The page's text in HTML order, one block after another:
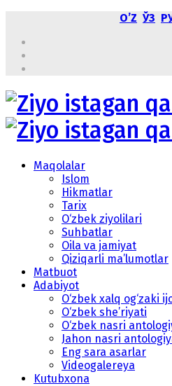
OʼZ ЎЗ
Maqolalar
Islom
Hikmatlar
Tarix
O‘zbek ziyolilari
Suhbatlar
Oila va jamiyat
Qiziqarli ma’lumotlar
Matbuot
Adabiyot
O‘zbek xalq og‘zaki
O‘zbek she’riyati
O‘zbek nasri
Jahon nasri
Eng sara asarlar
Videogalereya
Kutubxona